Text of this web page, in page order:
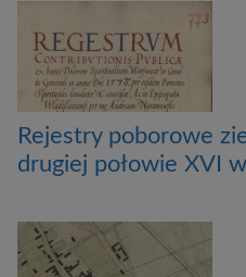
Rejestry poborowe
drugiej połowie XVI